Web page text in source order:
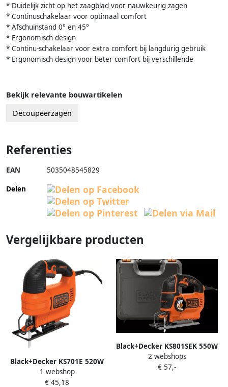
* Duidelijk zicht op het zaagblad voor nauwkeurig zagen
* Continuschakelaar voor optimaal comfort
* Afschuinstand 0° en 45°
* Ergonomisch design
* Continu-schakelaar voor extra comfort bij langdurig gebruik
* Ergonomisch design voor beter comfort bij verschillende
Bekijk relevante bouwartikelen
Decoupeerzagen
Referenties
EAN 5035048545829
Delen
Vergelijkbare producten
Black+Decker KS701E 520W
Decoupeerzaag | 1x
Zaagblad KS701E-QS
1 webshop
€ 45,18
Black+Decker KS801SEK 550W
Pendeldecoupeerzaag | In
koffer | 1x
2 webshops
€ 57,-